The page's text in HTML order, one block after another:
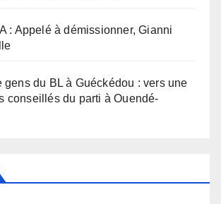
: Appelé à démissionner, Gianni
gens du BL à Guéckédou : vers une
conseillés du parti à Ouendé-